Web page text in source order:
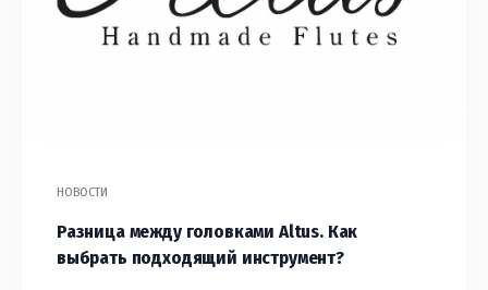
НОВОСТИ
Разница между головками Altus. Как
выбрать подходящий инструмент?